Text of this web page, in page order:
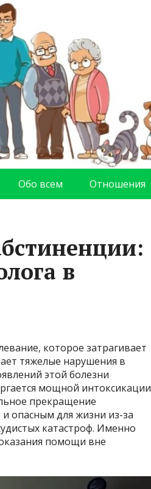
Обо всем Отношения
в
которое затрагивает
тяжелые нарушения в
этой болезни
мощной интоксикации
прекращение
опасным для жизни из-за
катастроф. Именно
помощи вне